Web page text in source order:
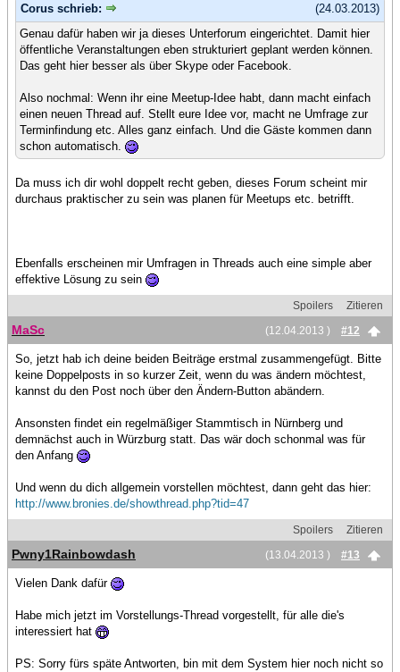
(24.03.2013)
Corus schrieb:
Genau dafür haben wir ja dieses Unterforum eingerichtet. Damit hier
öffentliche Veranstaltungen eben strukturiert geplant werden können.
Das geht hier besser als über Skype oder Facebook.
Also nochmal: Wenn ihr eine Meetup-Idee habt, dann macht einfach
einen neuen Thread auf. Stellt eure Idee vor, macht ne Umfrage zur
Terminfindung etc. Alles ganz einfach. Und die Gäste kommen dann
schon automatisch.
Da muss ich dir wohl doppelt recht geben, dieses Forum scheint mir
durchaus praktischer zu sein was planen für Meetups etc. betrifft.
Ebenfalls erscheinen mir Umfragen in Threads auch eine simple aber
effektive Lösung zu sein
Spoilers
Zitieren
(12.04.2013 )
#12
MaSc
So, jetzt hab ich deine beiden Beiträge erstmal zusammengefügt. Bitte
keine Doppelposts in so kurzer Zeit, wenn du was ändern möchtest,
kannst du den Post noch über den Ändern-Button abändern.
Ansonsten findet ein regelmäßiger Stammtisch in Nürnberg und
demnächst auch in Würzburg statt. Das wär doch schonmal was für
den Anfang
Und wenn du dich allgemein vorstellen möchtest, dann geht das hier:
http://www.bronies.de/showthread.php?tid=47
Spoilers
Zitieren
(13.04.2013 )
#13
Pwny1Rainbowdash
Vielen Dank dafür
Habe mich jetzt im Vorstellungs-Thread vorgestellt, für alle die's
interessiert hat
PS: Sorry fürs späte Antworten, bin mit dem System hier noch nicht so